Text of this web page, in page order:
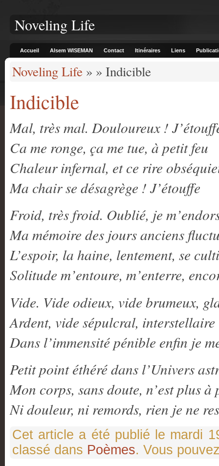
Noveling Life
Accueil Alsem WISEMAN Contact Itinéraires Liens
Noveling Life » » Indicible
Indicible
Mal, très mal. Douloureux !
Ca me ronge, ça me tue, à petit feu
Chaleur infernal, et ce rire
Ma chair se désagrège ! J’étouffe
Froid, très froid. Oublié, je
Ma mémoire des jours anciens
L’espoir, la haine, lentement, se
Solitude m’entoure, m’enterre,
Vide. Vide odieux, vide brumeux,
Ardent, vide sépulcral, interstellaire
Dans l’immensité pénible enfin je
Petit point éthéré dans l’Univers
Mon corps, sans doute, n’est plus à
Ni douleur, ni remords, rien je ne
Cet article a été publié le mardi
classé dans Poèmes. Vous